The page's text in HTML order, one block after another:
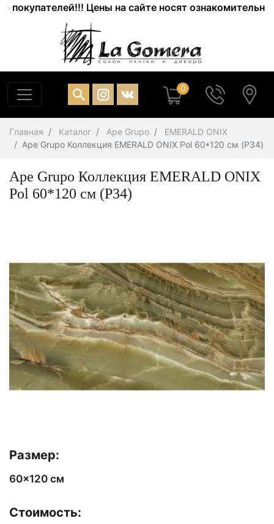
Цены на сайте носят ознакомительный
0
Главная Каталог Ape Grupo
EMERALD ONIX
Ape Grupo Коллекция EMERALD ONIX Pol 60*120 см (P34)
Ape Grupo Коллекция EMERALD ONIX
Pol 60*120 см (P34)
Размер:
60x120 см
Стоимость: